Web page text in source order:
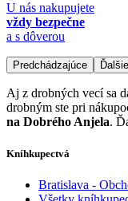
U nás nakupujete
vždy bezpečne
a s dôverou
Predchádzajúce Ďalšie
Aj z drobných vecí sa
drobným ste pri
na Dobrého Anjela.
Kníhkupectvá
Bratislava -